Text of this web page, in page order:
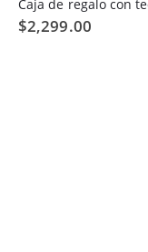
$2,299.00